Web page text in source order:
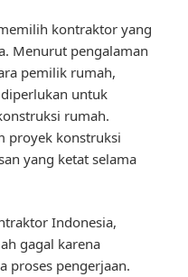
kontraktor yang
Menurut pengalaman
pemilik rumah,
untuk
rumah.
proyek konstruksi
yang ketat selama
Indonesia,
gagal karena
proses pengerjaan.